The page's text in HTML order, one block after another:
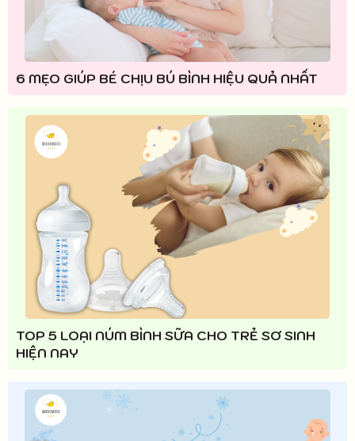
6 MẸO GIÚP BÉ CHỊU BÚ BÌNH HIỆU QUẢ NHẤT
TOP 5 LOẠI NÚM BÌNH SỮA CHO TRẺ SƠ SINH
HIỆN NAY